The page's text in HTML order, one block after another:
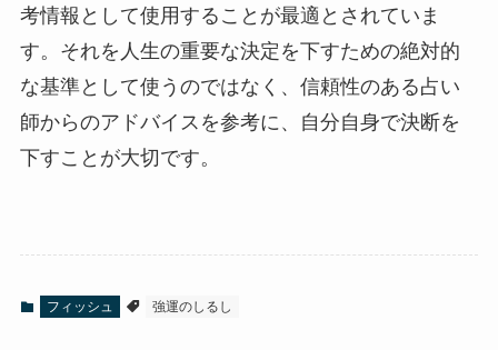
考情報として使用することが最適とされていま
す。それを人生の重要な決定を下すための絶対的
な基準として使うのではなく、信頼性のある占い
師からのアドバイスを参考に、自分自身で決断を
下すことが大切です。
フィッシュ 強運のしるし